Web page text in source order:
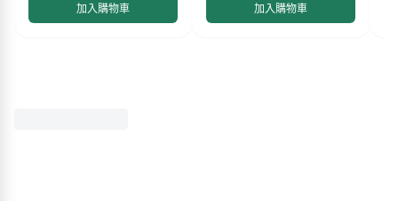
加入購物車 加入購物車